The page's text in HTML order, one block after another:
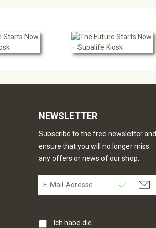
NEWSLETTER
Subscribe to the free newsletter and
ensure that you will no longer miss
any offers or news of our shop.
Ich habe die